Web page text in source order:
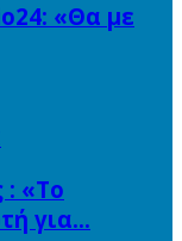
«Θα με
: «Το
για…